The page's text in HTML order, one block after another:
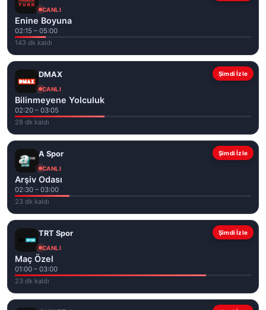
CANLI
Enine Boyuna
02:15 – 05:00
143 dk kaldı
Şimdi İzle
DMAX
CANLI
Bilinmeyene Yolculuk
02:20 – 03:05
28 dk kaldı
Şimdi İzle
A Spor
CANLI
Arşiv Odası
02:30 – 03:00
23 dk kaldı
Şimdi İzle
TRT Spor
CANLI
Maç Özel
01:00 – 03:00
23 dk kaldı